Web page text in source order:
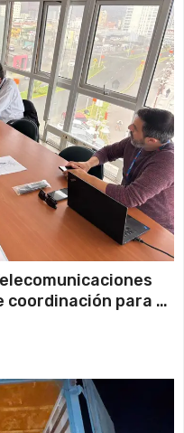
16°C
18°C
coordinación para el
Iquique